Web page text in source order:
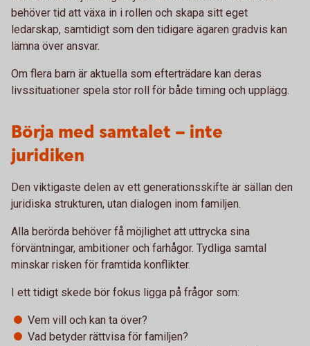
behöver tid att växa in i rollen och skapa sitt eget
ledarskap, samtidigt som den tidigare ägaren gradvis kan
lämna över ansvar.
Om flera barn är aktuella som efterträdare kan deras
livssituationer spela stor roll för både timing och upplägg.
Börja med samtalet – inte
juridiken
Den viktigaste delen av ett generationsskifte är sällan den
juridiska strukturen, utan dialogen inom familjen.
Alla berörda behöver få möjlighet att uttrycka sina
förväntningar, ambitioner och farhågor. Tydliga samtal
minskar risken för framtida konflikter.
I ett tidigt skede bör fokus ligga på frågor som:
Vem vill och kan ta över?
Vad betyder rättvisa för familjen?